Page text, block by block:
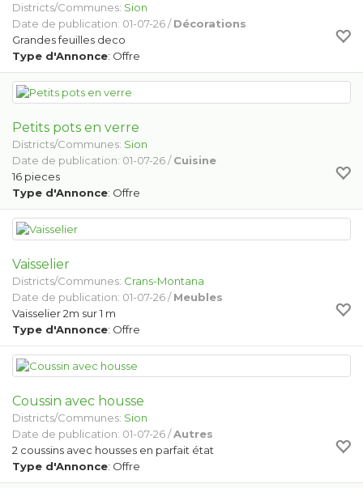
Districts/Communes: Sion
Date de publication: 01-07-26 /Décorations
Grandes feuilles deco
Type d'Annonce: Offre
Petits pots en verre
Districts/Communes: Sion
Date de publication: 01-07-26 /Cuisine
16 pieces
Type d'Annonce: Offre
Vaisselier
Districts/Communes: Crans-Montana
Date de publication: 01-07-26 /Meubles
Vaisselier 2m sur 1 m
Type d'Annonce: Offre
Coussin avec housse
Districts/Communes: Sion
Date de publication: 01-07-26 /Autres
2 coussins avec housses en parfait état
Type d'Annonce: Offre